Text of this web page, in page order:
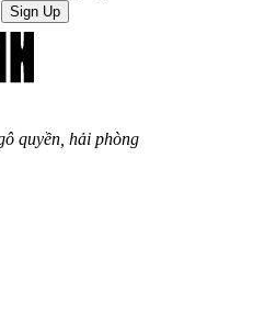
Sign Up
quyền, hải phòng